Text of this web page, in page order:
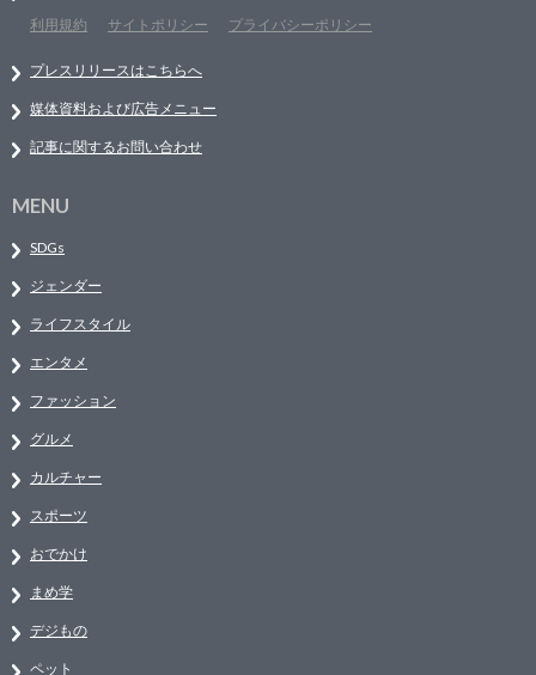
利用規約
サイトポリシー プライバシーポリシー
プレスリリースはこちらへ
媒体資料および広告メニュー
記事に関するお問い合わせ
MENU
SDGs
ジェンダー
ライフスタイル
エンタメ
ファッション
グルメ
カルチャー
スポーツ
おでかけ
まめ学
デジもの
ペット